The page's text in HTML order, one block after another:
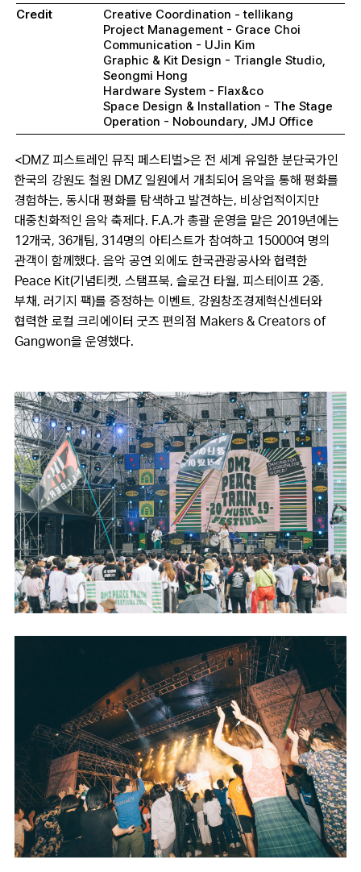
Credit
Creative Coordination - tellikang
Project Management - Grace Choi
Communication - UJin Kim
Graphic & Kit Design - Triangle Studio,
Seongmi Hong
Hardware System - Flax&co
Space Design & Installation - The Stage
Operation - Noboundary, JMJ Office
<DMZ 피스트레인 뮤직 페스티벌>은 전 세계 유일한 분단국가인
한국의 강원도 철원 DMZ 일원에서 개최되어 음악을 통해 평화를
경험하는, 동시대 평화를 탐색하고 발견하는, 비상업적이지만
대중친화적인 음악 축제다. F.A.가 총괄 운영을 맡은 2019년에는
12개국, 36개팀, 314명의 아티스트가 참여하고 15000여 명의
관객이 함께했다. 음악 공연 외에도 한국관광공사와 협력한
Peace Kit(기념티켓, 스탬프북, 슬로건 타월, 피스테이프 2종,
부채, 러기지 팩)를 증정하는 이벤트, 강원창조경제혁신센터와
협력한 로컬 크리에이터 굿즈 편의점 Makers & Creators of
Gangwon을 운영했다.